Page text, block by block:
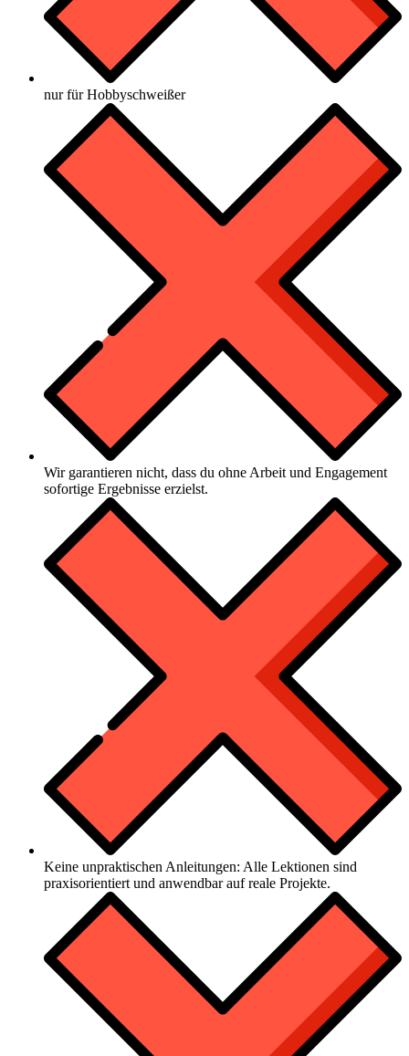
nur für Hobbyschweißer
Wir garantieren nicht, dass du ohne Arbeit und Engagement
sofortige Ergebnisse erzielst.
Keine unpraktischen Anleitungen: Alle Lektionen sind
praxisorientiert und anwendbar auf reale Projekte.